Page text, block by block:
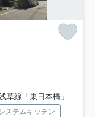
線「東日本橋」駅 徒歩3分
ステムキッチン